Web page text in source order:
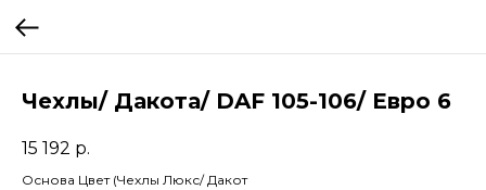
Чехлы/ Дакота/ DAF 105-106/ Евро 6
15 192 р.
Основа Цвет (Чехлы Люкс/ Дакот